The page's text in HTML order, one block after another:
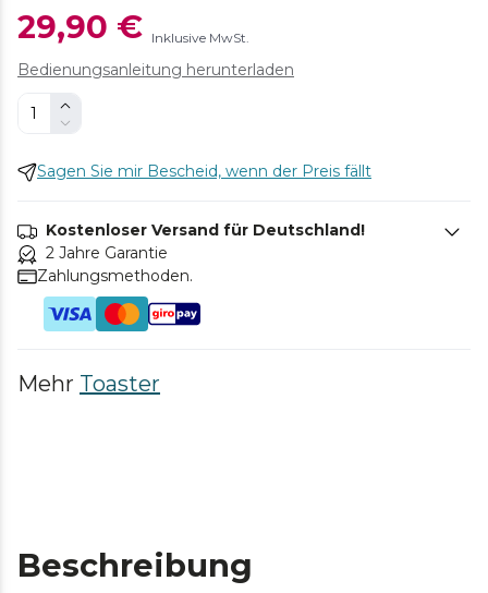
29,90 € Inklusive MwSt.
Bedienungsanleitung herunterladen
Sagen Sie mir Bescheid, wenn der Preis fällt
Kostenloser Versand für Deutschland!
2 Jahre Garantie
Zahlungsmethoden.
Mehr Toaster
Beschreibung